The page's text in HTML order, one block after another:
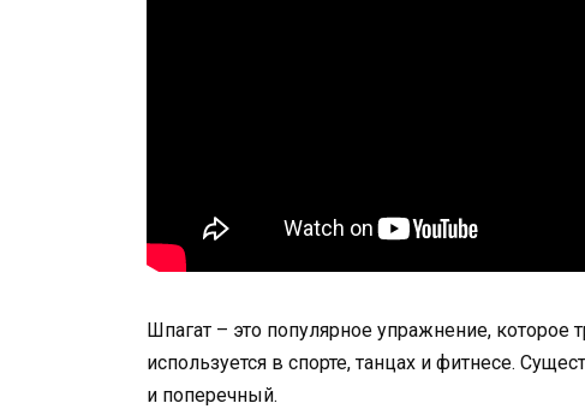
Шпагат – это популярное упражнение, которое
используется в спорте, танцах и фитнесе.
и поперечный.